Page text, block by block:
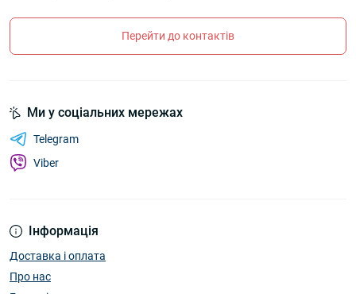
Перейти до контактів
Інформація
Доставка і оплата
Про нас
Ми у соціальних мережах
Telegram
Viber